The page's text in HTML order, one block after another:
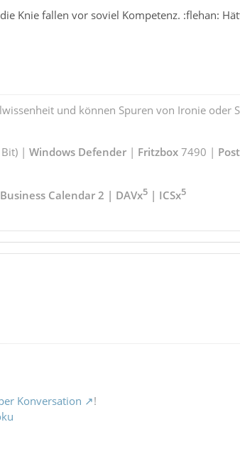
Knie fallen vor soviel Kompetenz. :flehan:
und können Spuren von Ironie oder
| Windows Defender| Fritzbox7490 |
Calendar 2 | DAVx5| ICSx5
Konversation
!